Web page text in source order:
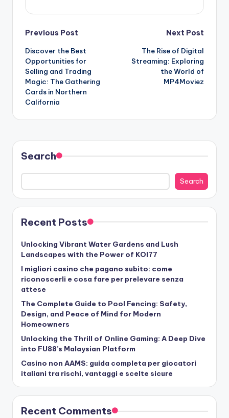
Post
navigation
Previous Post
Discover the Best
Opportunities for
Selling and Trading
Magic: The Gathering
Cards in Northern
California
Next Post
The Rise of Digital
Streaming: Exploring
the World of
MP4Moviez
Search
Search
Recent Posts
Unlocking Vibrant Water Gardens and Lush
Landscapes with the Power of KOI77
I migliori casino che pagano subito: come
riconoscerli e cosa fare per prelevare senza
attese
The Complete Guide to Pool Fencing: Safety,
Design, and Peace of Mind for Modern
Homeowners
Unlocking the Thrill of Online Gaming: A Deep Dive
into FU88’s Malaysian Platform
Casino non AAMS: guida completa per giocatori
italiani tra rischi, vantaggi e scelte sicure
Recent Comments